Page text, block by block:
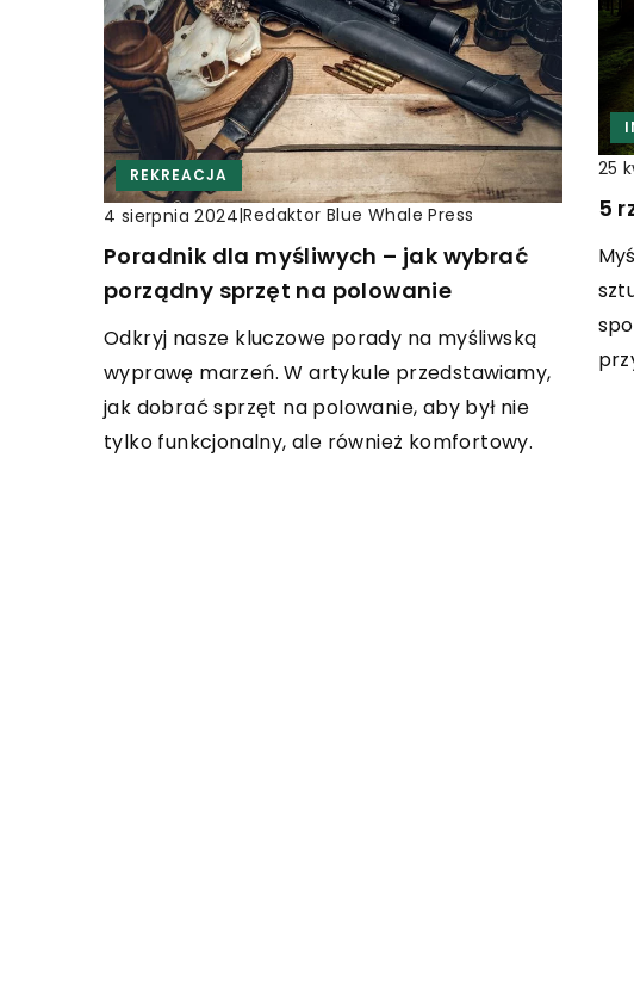
REKREACJA
4 sierpnia 2024|Redaktor Blue Whale Press
Poradnik dla myśliwych – jak wybrać
porządny sprzęt na polowanie
Odkryj nasze kluczowe porady na myśliwską
wyprawę marzeń. W artykule przedstawiamy,
jak dobrać sprzęt na polowanie, aby był nie
tylko funkcjonalny, ale również komfortowy.
25
5